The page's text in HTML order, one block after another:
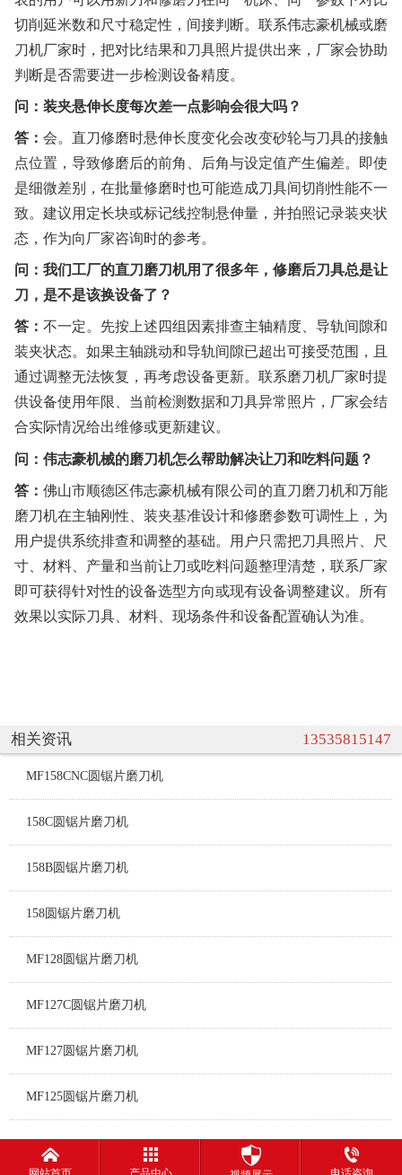
切削延米数和尺寸稳定性，间接判断。联系伟志豪机械或磨
刀机厂家时，把对比结果和刀具照片提供出来，厂家会协助
判断是否需要进一步检测设备精度。
问：装夹悬伸长度每次差一点影响会很大吗？
答： 会。直刀修磨时悬伸长度变化会改变砂轮与刀具的接触
点位置，导致修磨后的前角、后角与设定值产生偏差。即使
是细微差别，在批量修磨时也可能造成刀具间切削性能不一
致。建议用定长块或标记线控制悬伸量，并拍照记录装夹状
态，作为向厂家咨询时的参考。
问：我们工厂的直刀磨刀机用了很多年，修磨后刀具总是让
刀，是不是该换设备了？
答： 不一定。先按上述四组因素排查主轴精度、导轨间隙和
装夹状态。如果主轴跳动和导轨间隙已超出可接受范围，且
通过调整无法恢复，再考虑设备更新。联系磨刀机厂家时提
供设备使用年限、当前检测数据和刀具异常照片，厂家会结
合实际情况给出维修或更新建议。
问：伟志豪机械的磨刀机怎么帮助解决让刀和吃料问题？
答： 佛山市顺德区伟志豪机械有限公司的直刀磨刀机和万能
磨刀机在主轴刚性、装夹基准设计和修磨参数可调性上，为
用户提供系统排查和调整的基础。用户只需把刀具照片、尺
寸、材料、产量和当前让刀或吃料问题整理清楚，联系厂家
即可获得针对性的设备选型方向或现有设备调整建议。所有
效果以实际刀具、材料、现场条件和设备配置确认为准。
相关资讯 13535815147
MF158CNC圆锯片磨刀机
158C圆锯片磨刀机
158B圆锯片磨刀机
158圆锯片磨刀机
MF128圆锯片磨刀机
MF127C圆锯片磨刀机
MF127圆锯片磨刀机
MF125圆锯片磨刀机